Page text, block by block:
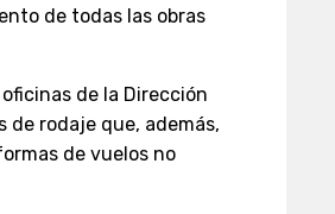
de todas las obras
de la Dirección
de rodaje que, además,
de vuelos no